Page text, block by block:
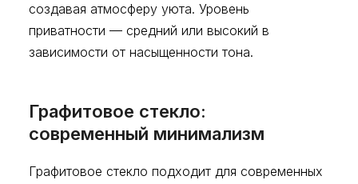
создавая атмосферу уюта. Уровень
приватности — средний или высокий в
зависимости от насыщенности тона.
Графитовое стекло:
современный минимализм
Графитовое стекло подходит для современных